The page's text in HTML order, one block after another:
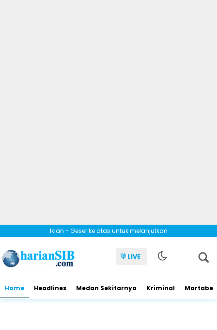
Iklan - Geser ke atas untuk melanjutkan
LIVE
Home Headlines Medan Sekitarnya Kriminal Martabe